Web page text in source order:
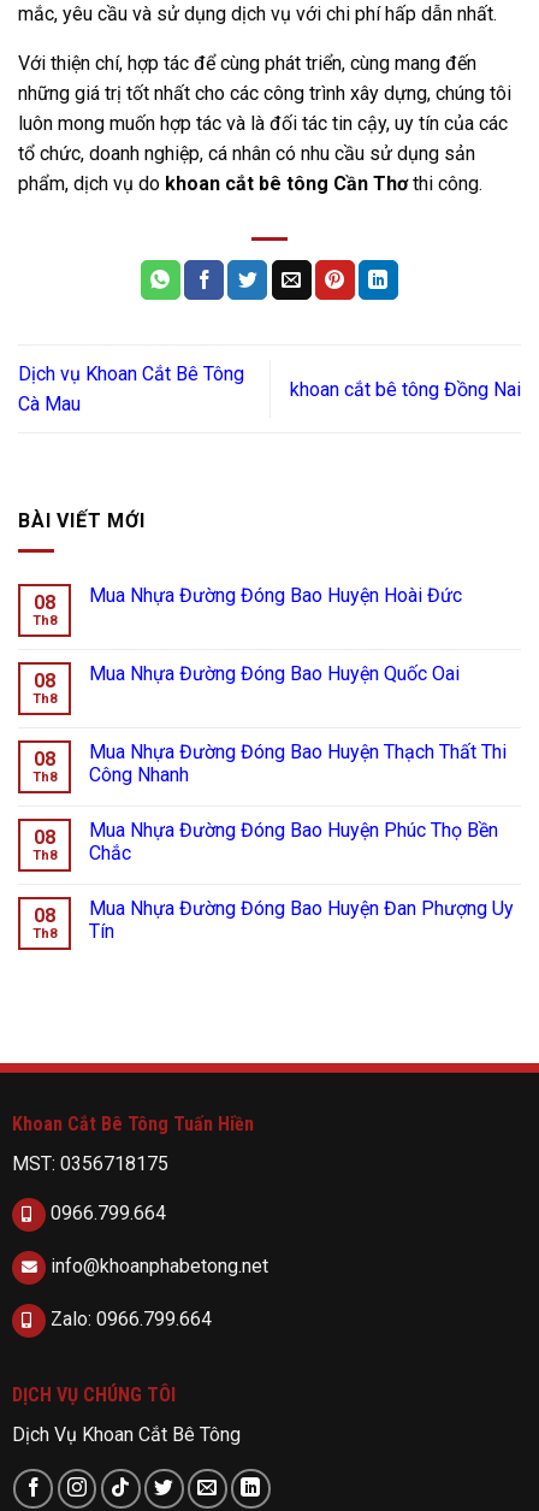
mắc, yêu cầu và sử dụng dịch vụ với chi phí hấp dẫn nhất.
Với thiện chí, hợp tác để cùng phát triển, cùng mang đến
những giá trị tốt nhất cho các công trình xây dựng, chúng tôi
luôn mong muốn hợp tác và là đối tác tin cậy, uy tín của các
tổ chức, doanh nghiệp, cá nhân có nhu cầu sử dụng sản
phẩm, dịch vụ do khoan cắt bê tông Cần Thơthi công.
Dịch vụ Khoan Cắt Bê Tông
Cà Mau
khoan cắt bê tông Đồng Nai
BÀI VIẾT MỚI
08
Th8
Mua Nhựa Đường Đóng Bao Huyện Hoài Đức
08
Th8
Mua Nhựa Đường Đóng Bao Huyện Quốc Oai
08
Th8
Mua Nhựa Đường Đóng Bao Huyện Thạch Thất Thi
Công Nhanh
08
Th8
Mua Nhựa Đường Đóng Bao Huyện Phúc Thọ Bền
Chắc
08
Th8
Mua Nhựa Đường Đóng Bao Huyện Đan Phượng Uy
Tín
Khoan Cắt Bê Tông Tuấn Hiền
MST: 0356718175
0966.799.664
info@khoanphabetong.net
Zalo: 0966.799.664
DỊCH VỤ CHÚNG TÔI
Dịch Vụ Khoan Cắt Bê Tông